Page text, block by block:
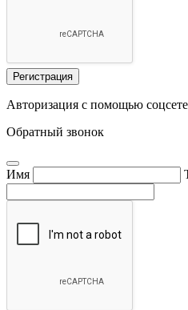
Регистрация
Авторизация с помощью
Обратный звонок
Имя